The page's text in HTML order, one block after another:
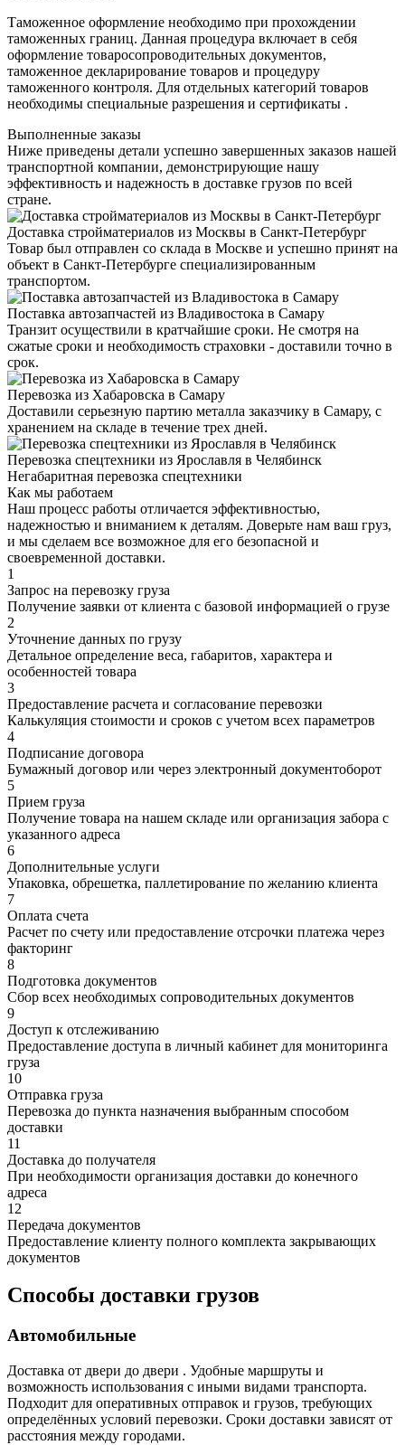
Таможенное оформление необходимо при прохождении
таможенных границ. Данная процедура включает в себя
оформление товаросопроводительных документов,
таможенное декларирование товаров и процедуру
таможенного контроля. Для отдельных категорий товаров
необходимы специальные разрешения и сертификаты .
Выполненные заказы
Ниже приведены детали успешно завершенных заказов нашей
транспортной компании, демонстрирующие нашу
эффективность и надежность в доставке грузов по всей
стране.
Доставка стройматериалов из Москвы в Санкт-Петербург
Товар был отправлен со склада в Москве и успешно принят на
объект в Санкт-Петербурге специализированным
транспортом.
Поставка автозапчастей из Владивостока в Самару
Транзит осуществили в кратчайшие сроки. Не смотря на
сжатые сроки и необходимость страховки - доставили точно в
срок.
Перевозка из Хабаровска в Самару
Доставили серьезную партию металла заказчику в Самару, с
хранением на складе в течение трех дней.
Перевозка спецтехники из Ярославля в Челябинск
Негабаритная перевозка спецтехники
Как мы работаем
Наш процесс работы отличается эффективностью,
надежностью и вниманием к деталям. Доверьте нам ваш груз,
и мы сделаем все возможное для его безопасной и
своевременной доставки.
1
Запрос на перевозку груза
Получение заявки от клиента с базовой информацией о грузе
2
Уточнение данных по грузу
Детальное определение веса, габаритов, характера и
особенностей товара
3
Предоставление расчета и согласование перевозки
Калькуляция стоимости и сроков с учетом всех параметров
4
Подписание договора
Бумажный договор или через электронный документоборот
5
Прием груза
Получение товара на нашем складе или организация забора с
указанного адреса
6
Дополнительные услуги
Упаковка, обрешетка, паллетирование по желанию клиента
7
Оплата счета
Расчет по счету или предоставление отсрочки платежа через
факторинг
8
Подготовка документов
Сбор всех необходимых сопроводительных документов
9
Доступ к отслеживанию
Предоставление доступа в личный кабинет для мониторинга
груза
10
Отправка груза
Перевозка до пункта назначения выбранным способом
доставки
11
Доставка до получателя
При необходимости организация доставки до конечного
адреса
12
Передача документов
Предоставление клиенту полного комплекта закрывающих
документов
Способы доставки грузов
Автомобильные
Доставка от двери до двери . Удобные маршруты и
возможность использования с иными видами транспорта.
Подходит для оперативных отправок и грузов, требующих
определённых условий перевозки. Сроки доставки зависят от
расстояния между городами.